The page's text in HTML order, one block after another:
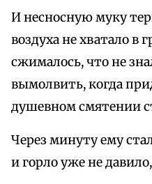
И несносную муку
воздуха не хватало в
сжималось, что не
вымолвить, когда
душевном смятении
Через минуту ему
и горло уже не